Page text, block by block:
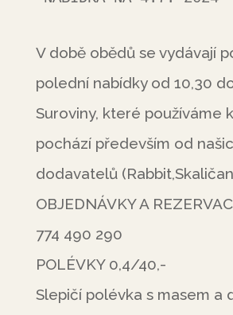
V době obědů se vydávají
polední nabídky od 10,30
Suroviny, které používáme
pochází především od
dodavatelů
OBJEDNÁVKY A
774 490 290
POLÉVKY 0,4/40,-
Slepičí polévka s masem a